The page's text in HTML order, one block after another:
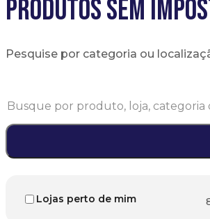
PRODUTOS SEM
Pesquise por categoria ou
Lojas perto de mim